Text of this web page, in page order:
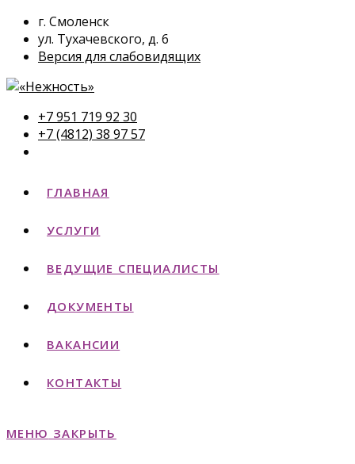
г. Смоленск
ул. Тухачевского, д. 6
Версия для слабовидящих
+7 951 719 92 30
+7 (4812) 38 97 57
ГЛАВНАЯ
УСЛУГИ
ВЕДУЩИЕ СПЕЦИАЛИСТЫ
ДОКУМЕНТЫ
ВАКАНСИИ
КОНТАКТЫ
МЕНЮ ЗАКРЫТЬ